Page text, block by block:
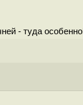
- туда